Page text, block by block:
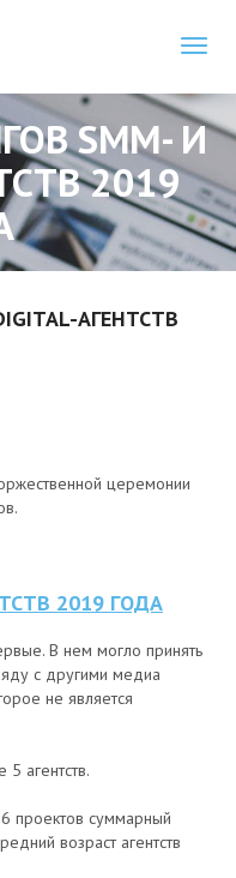
SMM- И
2019
АГЕНТСТВ
церемонии
2019 ГОДА
В нем могло принять
с другими медиа
не является
агентств.
проектов суммарный
возраст агентств